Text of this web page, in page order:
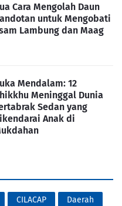
Cara Mengolah Daun
untuk Mengobati
Lambung dan Maag
Mendalam: 12
Meninggal Dunia
Sedan yang
Anak di
CILACAP
Daerah